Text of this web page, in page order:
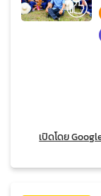
เปิดโดย